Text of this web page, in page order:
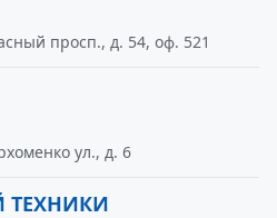
просп., д. 54, оф. 521
ул., д. 6
ТЕХНИКИ